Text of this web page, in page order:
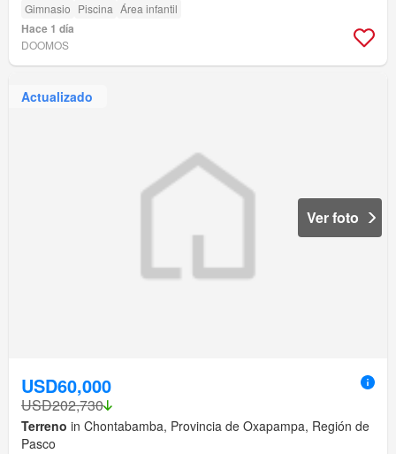
Gimnasio Piscina Área infantil
Hace 1 día
DOOMOS
Actualizado
Ver foto
USD60,000
USD202,730
Terreno in Chontabamba, Provincia de Oxapampa, Región de
Pasco